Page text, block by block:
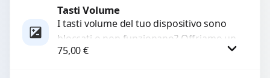
Tasti Volume
I tasti volume del tuo dispositivo sono
bloccati o non funzionano? Offriamo un
servizio di riparazione o sostituzione
75,00€